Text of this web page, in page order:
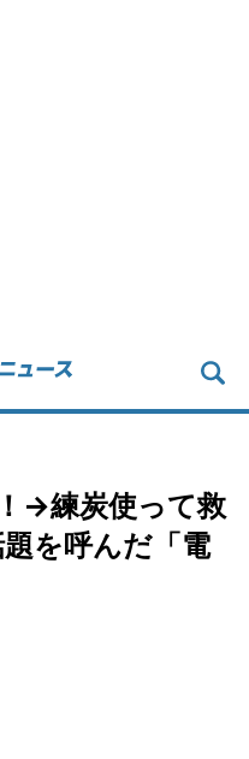
→練炭使って救
を呼んだ「電